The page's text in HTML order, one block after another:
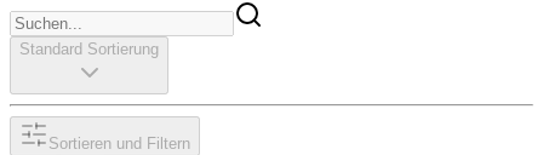
Standard Sortierung
Sortieren und Filtern